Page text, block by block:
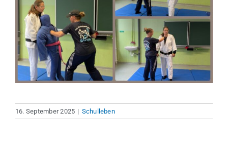
16. September 2025 | Schulleben